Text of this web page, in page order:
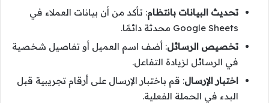
تحديث البيانات بانتظام: تأكد من أن بيانات العملاء في
Google Sheets محدثة دائمًا.
تخصيص الرسائل: أضف اسم العميل أو تفاصيل شخصية
في الرسائل لزيادة التفاعل.
اختبار الإرسال: قم باختبار الإرسال على أرقام تجريبية قبل
البدء في الحملة الفعلية.